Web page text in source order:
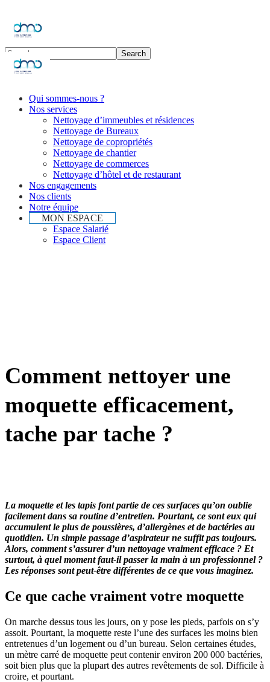
Qui sommes-nous ?
Nos services
Nettoyage d’immeubles et résidences
Nettoyage de Bureaux
Nettoyage de copropriétés
Nettoyage de chantier
Nettoyage de commerces
Nettoyage d’hôtel et de restaurant
Nos engagements
Nos clients
Notre équipe
MON ESPACE
Espace Salarié
Espace Client
Comment nettoyer une
moquette efficacement,
tache par tache ?
La moquette et les tapis font partie de ces surfaces qu’on oublie
facilement dans sa routine d’entretien. Pourtant, ce sont eux qui
accumulent le plus de poussières, d’allergènes et de bactéries au
quotidien. Un simple passage d’aspirateur ne suffit pas toujours.
Alors, comment s’assurer d’un nettoyage vraiment efficace ? Et
surtout, à quel moment faut-il passer la main à un professionnel ?
Les réponses sont peut-être différentes de ce que vous imaginez.
Ce que cache vraiment votre moquette
On marche dessus tous les jours, on y pose les pieds, parfois on s’y
assoit. Pourtant, la moquette reste l’une des surfaces les moins bien
entretenues d’un logement ou d’un bureau. Selon certaines études,
un mètre carré de moquette peut contenir environ 200 000 bactéries,
soit bien plus que la plupart des autres revêtements de sol. Difficile à
croire, et pourtant.